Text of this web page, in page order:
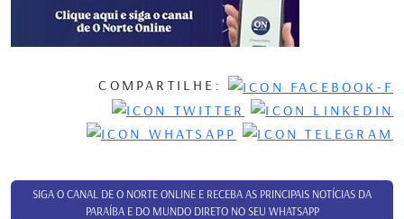
COMPARTILHE:
SIGA O CANAL DE O NORTE ONLINE E RECEBA AS PRINCIPAIS NOTÍCIAS DA
PARAÍBA E DO MUNDO DIRETO NO SEU WHATSAPP